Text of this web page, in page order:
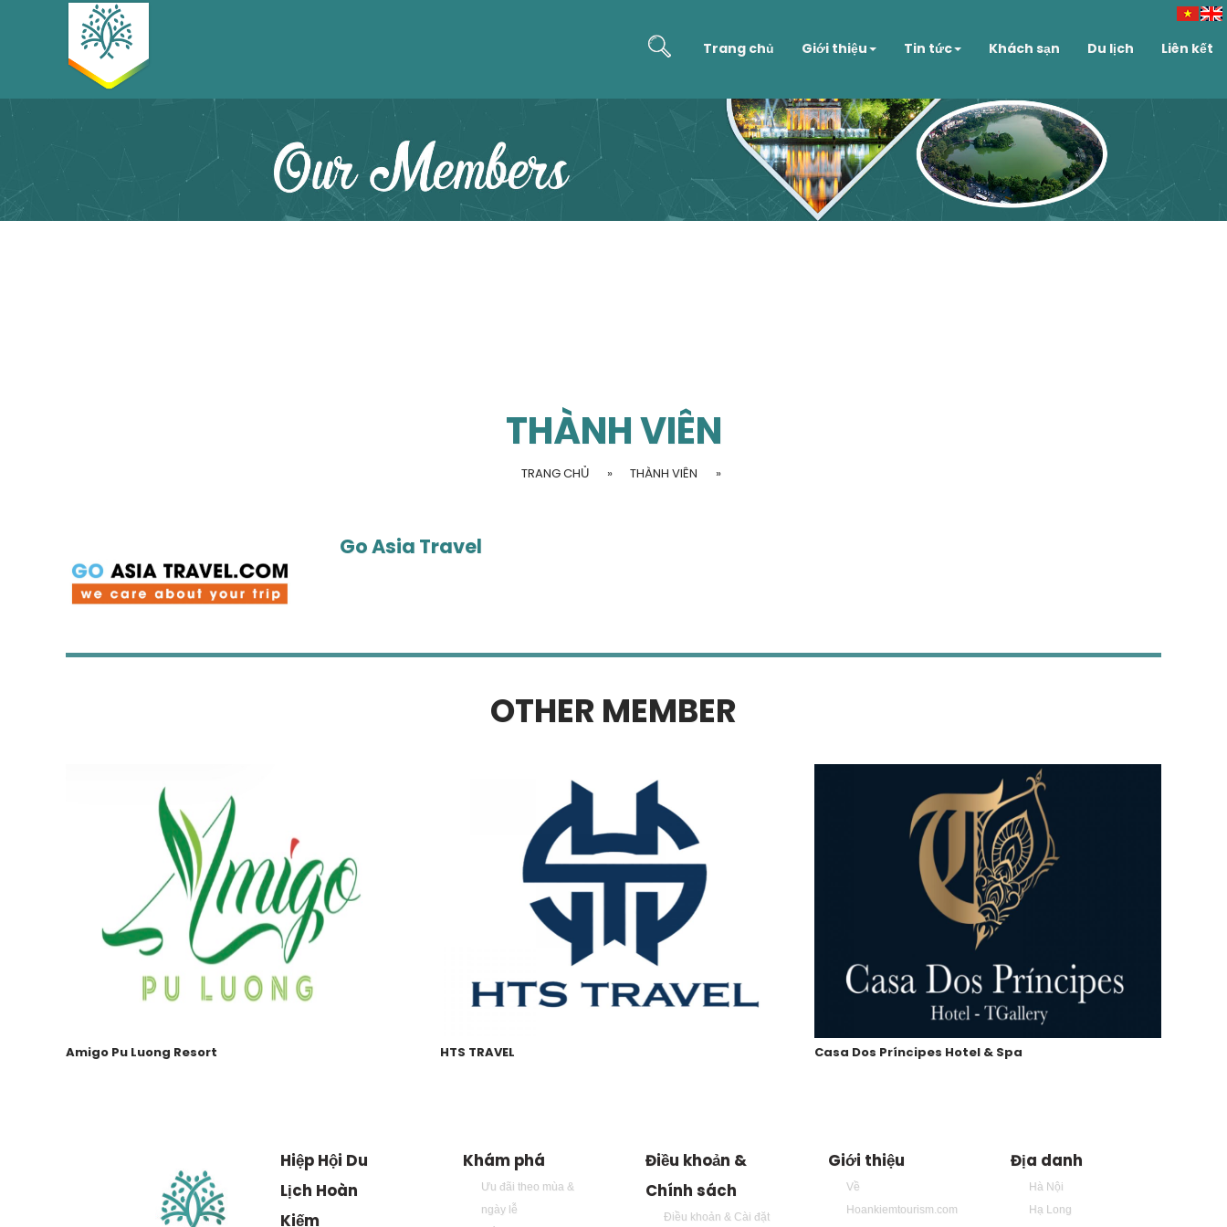
Trang chủ Giới thiệu Tin tức Khách sạn Du lịch Liên kết
THÀNH VIÊN
TRANG CHỦ » THÀNH VIÊN »
Go Asia Travel
OTHER MEMBER
Amigo Pu Luong Resort HTS TRAVEL Casa Dos Príncipes Hotel & Spa
Hiệp Hội Du
Lịch Hoàn
Kiếm
Khám phá
Ưu đãi theo mùa &
ngày lễ
Điều khoản &
Chính sách
Điều khoản & Cài đặt
Giới thiệu
Về
Hoankiemtourism.com
Địa danh
Hà Nội
Hạ Long